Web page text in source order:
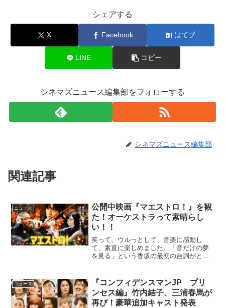
シェアする
X Facebook はてブ
LINE コピー
シネマズニュース編集部をフォローする
シネマズニュース編集部
関連記事
ニュース
公開中映画『マエストロ！』を観
た！オーケストラって素晴らし
い！！
笑って、ウルっとして、音楽に感動し
て、素直に楽しめました。「音だけの夢
を見る」という香坂の最初の台詞がとて
うかと想像したけど、すっごく癒されそ
うですよね。天道役の西田敏...
ニュース
『コンフィデンスマンJP プリ
ンセス編』竹内結子、三浦春馬が
再び！豪華追加キャスト発表